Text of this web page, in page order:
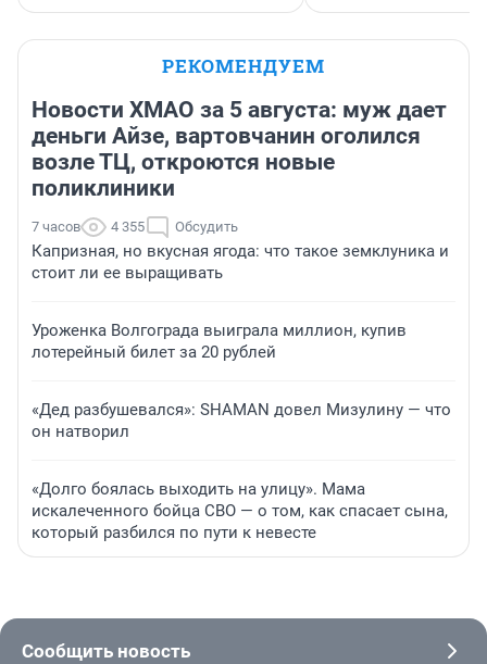
РЕКОМЕНДУЕМ
Новости ХМАО за 5 августа: муж дает
деньги Айзе, вартовчанин оголился
возле ТЦ, откроются новые
поликлиники
7 часов 4 355 Обсудить
Капризная, но вкусная ягода: что такое земклуника и
стоит ли ее выращивать
Уроженка Волгограда выиграла миллион, купив
лотерейный билет за 20 рублей
«Дед разбушевался»: SHAMAN довел Мизулину — что
он натворил
«Долго боялась выходить на улицу». Мама
искалеченного бойца СВО — о том, как спасает сына,
который разбился по пути к невесте
Сообщить новость